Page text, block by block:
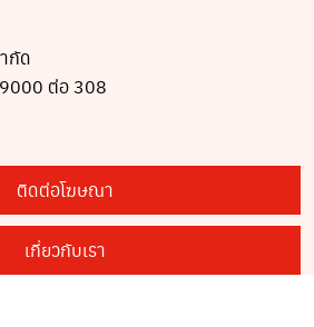
กัด
ต่อ 308
ติดต่อโฆษณา
เกี่ยวกับเรา